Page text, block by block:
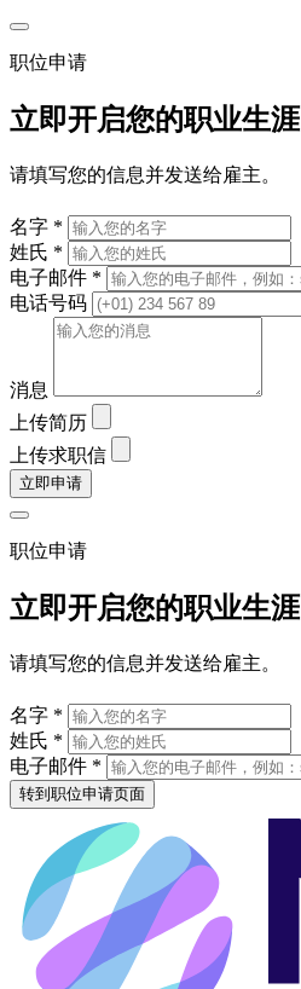
职位申请
立即开启您的职业生涯
请填写您的信息并发送给雇主。
名字 *
姓氏 *
电子邮件 *
电话号码
消息
上传简历
上传求职信
立即申请
职位申请
立即开启您的职业生涯
请填写您的信息并发送给雇主。
名字 *
姓氏 *
电子邮件 *
转到职位申请页面